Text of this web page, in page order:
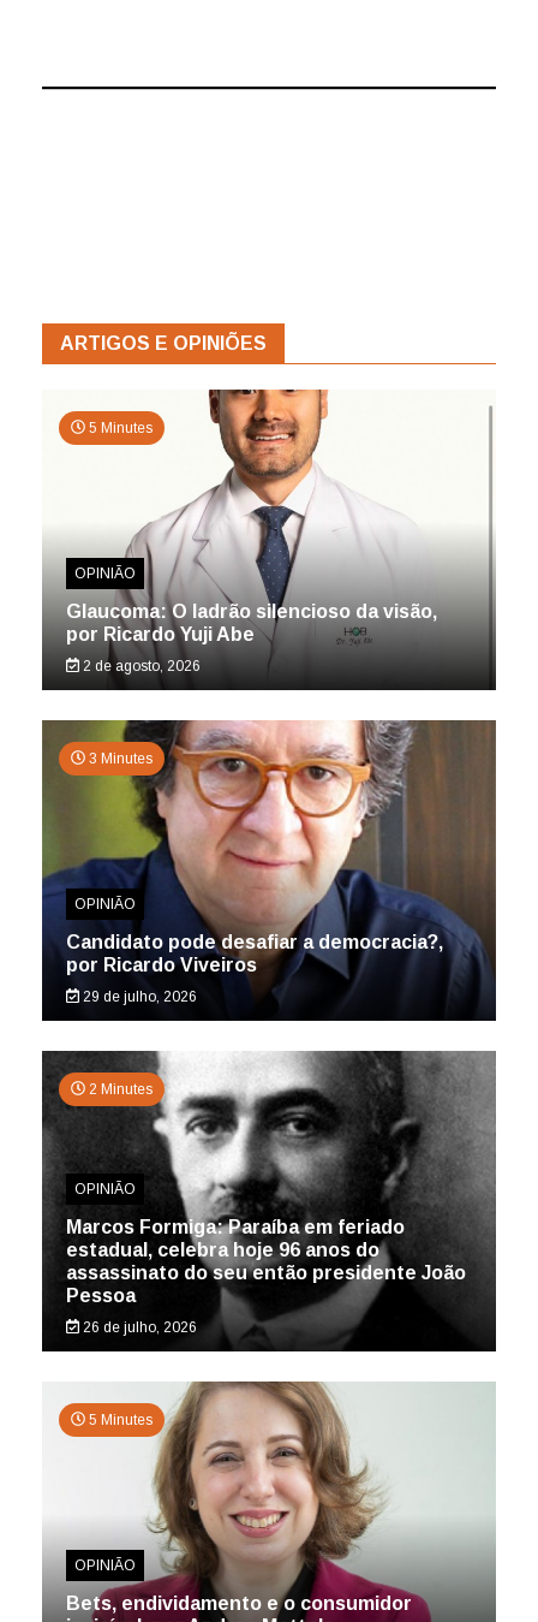
ARTIGOS E OPINIÕES
5 Minutes
OPINIÃO
Glaucoma: O ladrão silencioso da visão,
por Ricardo Yuji Abe
2 de agosto, 2026
3 Minutes
OPINIÃO
Candidato pode desafiar a democracia?,
por Ricardo Viveiros
29 de julho, 2026
2 Minutes
OPINIÃO
Marcos Formiga: Paraíba em feriado
estadual, celebra hoje 96 anos do
assassinato do seu então presidente João
Pessoa
26 de julho, 2026
5 Minutes
OPINIÃO
Bets, endividamento e o consumidor